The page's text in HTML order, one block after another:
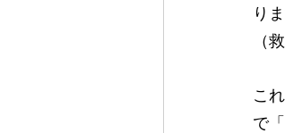
り
（
こ
で